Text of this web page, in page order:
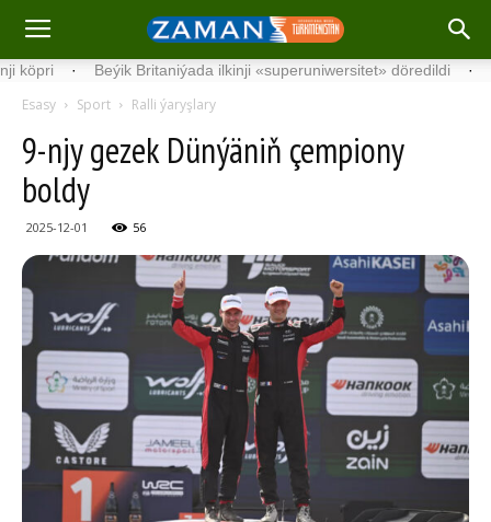
· Beýik Britaniýada ilkinji «superuniwersitet» döredildi ·
Esasy Sport Ralli ýaryşlary
9-njy gezek Dünýäniň çempiony
boldy
2025-12-01 56